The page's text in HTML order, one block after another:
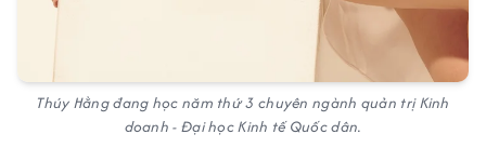
Thúy Hằng đang học năm thứ 3 chuyên ngành quản trị Kinh
doanh - Đại học Kinh tế Quốc dân.